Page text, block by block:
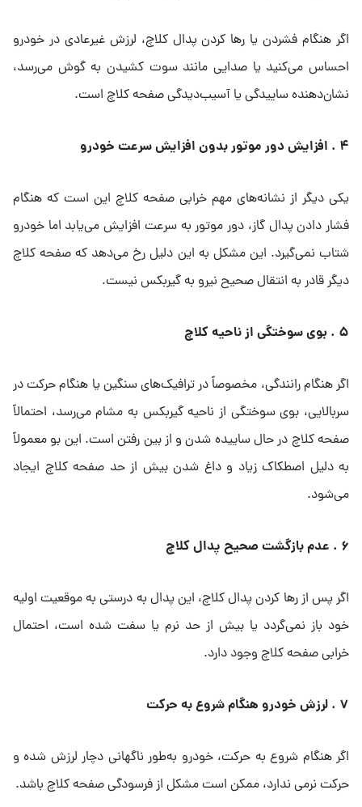
اگر هنگام فشردن یا رها کردن پدال کلاچ، لرزش غیرعادی در خودرو
احساس می‌کنید یا صدایی مانند سوت کشیدن به گوش می‌رسد،
نشان‌دهنده ساییدگی یا آسیب‌دیدگی صفحه کلاچ است.
۴ . افزایش دور موتور بدون افزایش سرعت خودرو
یکی دیگر از نشانه‌های مهم خرابی صفحه کلاچ این است که هنگام
فشار دادن پدال گاز، دور موتور به سرعت افزایش می‌یابد اما خودرو
شتاب نمی‌گیرد. این مشکل به این دلیل رخ می‌دهد که صفحه کلاچ
دیگر قادر به انتقال صحیح نیرو به گیربکس نیست.
۵ . بوی سوختگی از ناحیه کلاچ
اگر هنگام رانندگی، مخصوصاً در ترافیک‌های سنگین یا هنگام حرکت در
سربالایی، بوی سوختگی از ناحیه گیربکس به مشام می‌رسد، احتمالاً
صفحه کلاچ در حال ساییده شدن و از بین رفتن است. این بو معمولاً
به دلیل اصطکاک زیاد و داغ شدن بیش از حد صفحه کلاچ ایجاد
می‌شود.
۶ . عدم بازگشت صحیح پدال کلاچ
اگر پس از رها کردن پدال کلاچ، این پدال به درستی به موقعیت اولیه
خود باز نمی‌گردد یا بیش از حد نرم یا سفت شده است، احتمال
خرابی صفحه کلاچ وجود دارد.
۷ . لرزش خودرو هنگام شروع به حرکت
اگر هنگام شروع به حرکت، خودرو به‌طور ناگهانی دچار لرزش شده و
حرکت نرمی ندارد، ممکن است مشکل از فرسودگی صفحه کلاچ باشد.